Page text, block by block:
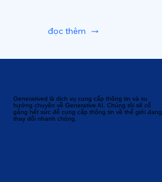
Generatived là dịch vụ cung cấp thông tin và xu
hướng chuyên về Generative AI. Chúng tôi sẽ cố
gắng hết sức để cung cấp thông tin về thế giới đang
thay đổi nhanh chóng.
đọc thêm